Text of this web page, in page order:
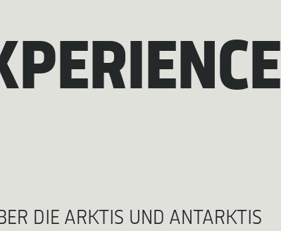
DIE ARKTIS UND ANTARKTIS